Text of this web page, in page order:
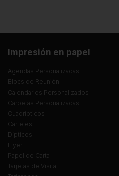
Impresión en papel
Agendas Personalizadas
Blocs de Reunión
Calendarios Personalizados
Carpetas Personalizadas
Cuadrípticos
Carteles
Dípticos
Flyer
Papel de Carta
Tarjetas de Visita